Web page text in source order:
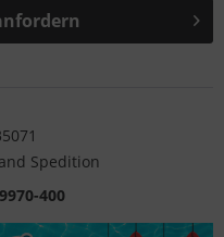
Spedition
400